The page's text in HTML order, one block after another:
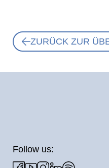
ZURÜCK ZUR
Follow us: